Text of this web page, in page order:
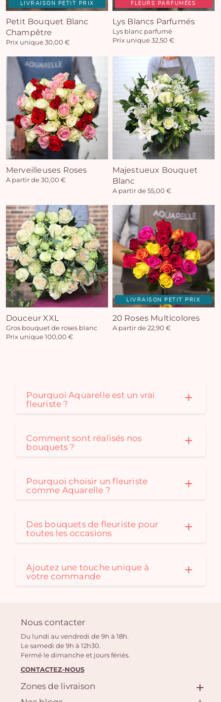
LIVRAISON PETIT PRIX
Petit Bouquet Blanc
Champêtre
Prix unique 30,00 €
FLEURS PARFUMÉES
Lys Blancs Parfumés
Lys blanc parfumé
Prix unique 32,50 €
Merveilleuses Roses
A partir de 30,00 €
Majestueux Bouquet
Blanc
A partir de 55,00 €
Douceur XXL
Gros bouquet de roses blanc
Prix unique 100,00 €
LIVRAISON PETIT PRIX
20 Roses Multicolores
A partir de 22,90 €
Pourquoi Aquarelle est un vrai
fleuriste ?
Comment sont réalisés nos
bouquets ?
Pourquoi choisir un fleuriste
comme Aquarelle ?
Des bouquets de fleuriste pour
toutes les occasions
Ajoutez une touche unique à
votre commande
Nous contacter
Du lundi au vendredi de 9h à 18h.
Le samedi de 9h à 12h30.
Fermé le dimanche et jours fériés.
CONTACTEZ-NOUS
Zones de livraison